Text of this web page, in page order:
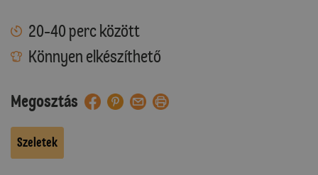
20-40 perc között
Könnyen elkészíthető
Megosztás
Szeletek